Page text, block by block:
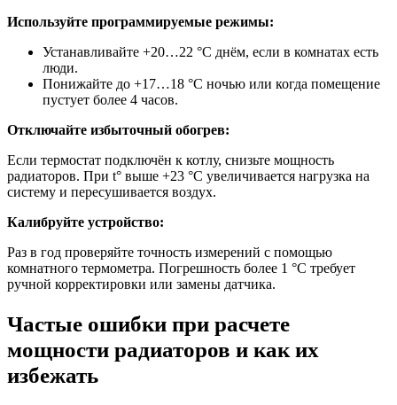
Используйте программируемые режимы:
Устанавливайте +20…22 °C днём, если в комнатах есть
люди.
Понижайте до +17…18 °C ночью или когда помещение
пустует более 4 часов.
Отключайте избыточный обогрев:
Если термостат подключён к котлу, снизьте мощность
радиаторов. При t° выше +23 °C увеличивается нагрузка на
систему и пересушивается воздух.
Калибруйте устройство:
Раз в год проверяйте точность измерений с помощью
комнатного термометра. Погрешность более 1 °C требует
ручной корректировки или замены датчика.
Частые ошибки при расчете
мощности радиаторов и как их
избежать